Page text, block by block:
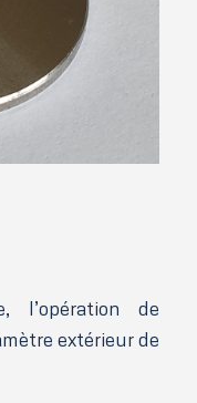
l’opération de
extérieur de